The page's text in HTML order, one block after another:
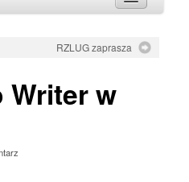
RZLUG zaprasza
Writer w